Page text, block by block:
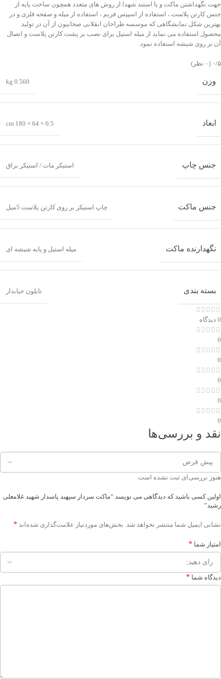
جهت نگهداشتن ماکت و یا استند شهدا از روش های متعدد همچون ساخت پایه از
جنس کارتن پلاست ، استفاده از اسپیس فریم ، استفاده از میله و صفحه فلزی و در
بهترین شکل نمایشگاهی که موسسه طراحان انقلابی صحابیون از آن در تولید
محصول استفاده می نماید از میله استیل برای نصب بر پشت کارتن پلاست و اتصال
آن بر روی شیشه استفاده نمود.
‫۰/۵ ‫(۰ نظر)
وزن 0.560 kg
ابعاد 0.5 × 64 × 180 cm
جنس چاپ استیکر مات / استیکر براق
جنس ماکت چاپ استیکر بر روی کارتن پلاست 5میل
نگهدارنده ماکت میله استیل و پایه شیشه ای
بسته بندی نایلون حبابدار
0 دیدگاه
0
0
0
0
0
نقد و بررسی‌ها
هنوز بررسی‌ای ثبت نشده است.
اولین کسی باشید که دیدگاهی می نویسد “ماکت سردار سپهبد پاسدار شهید غلامعلی
رشید”
نشانی ایمیل شما منتشر نخواهد شد. بخش‌های موردنیاز علامت‌گذاری شده‌اند *
امتیاز شما *
دیدگاه شما *